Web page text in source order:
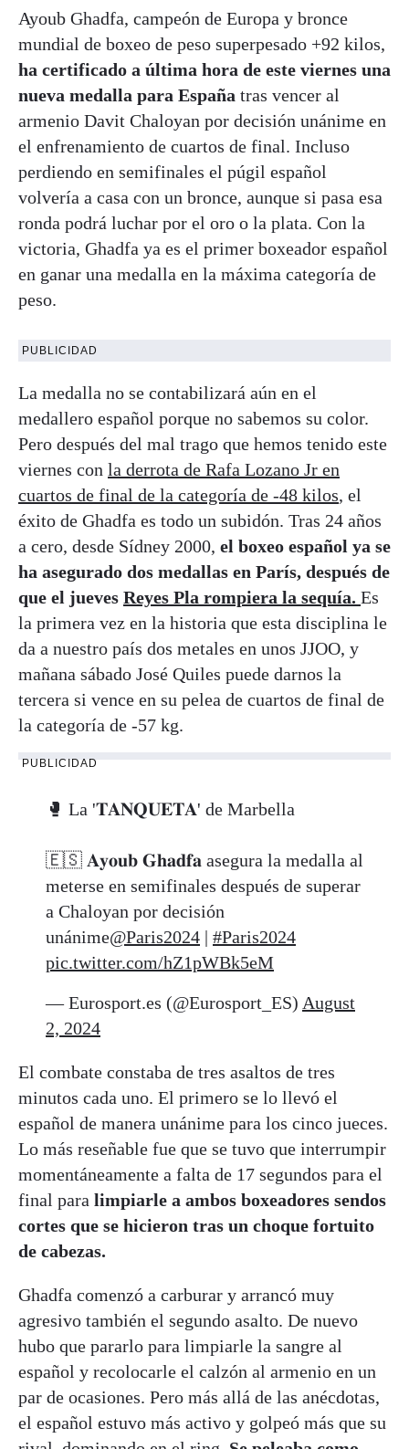
Ayoub Ghadfa, campeón de Europa y bronce
mundial de boxeo de peso superpesado +92 kilos,
ha certificado a última hora de este viernes una
nueva medalla para España tras vencer al
armenio Davit Chaloyan por decisión unánime en
el enfrenamiento de cuartos de final. Incluso
perdiendo en semifinales el púgil español
volvería a casa con un bronce, aunque si pasa esa
ronda podrá luchar por el oro o la plata. Con la
victoria, Ghadfa ya es el primer boxeador español
en ganar una medalla en la máxima categoría de
peso.
PUBLICIDAD
La medalla no se contabilizará aún en el
medallero español porque no sabemos su color.
Pero después del mal trago que hemos tenido este
viernes con la derrota de Rafa Lozano Jr en
cuartos de final de la categoría de -48 kilos, el
éxito de Ghadfa es todo un subidón. Tras 24 años
a cero, desde Sídney 2000, el boxeo español ya se
ha asegurado dos medallas en París, después de
que el jueves Reyes Pla rompiera la sequía. Es
la primera vez en la historia que esta disciplina le
da a nuestro país dos metales en unos JJOO, y
mañana sábado José Quiles puede darnos la
tercera si vence en su pelea de cuartos de final de
la categoría de -57 kg.
PUBLICIDAD
🥊 La '𝐓𝐀𝐍𝐐𝐔𝐄𝐓𝐀' de Marbella
🇪🇸 𝐀𝐲𝐨𝐮𝐛 𝐆𝐡𝐚𝐝𝐟𝐚 asegura la medalla al
meterse en semifinales después de superar
a Chaloyan por decisión
unánime@Paris2024 | #Paris2024
pic.twitter.com/hZ1pWBk5eM
— Eurosport.es (@Eurosport_ES) August
2, 2024
El combate constaba de tres asaltos de tres
minutos cada uno. El primero se lo llevó el
español de manera unánime para los cinco jueces.
Lo más reseñable fue que se tuvo que interrumpir
momentáneamente a falta de 17 segundos para el
final para limpiarle a ambos boxeadores sendos
cortes que se hicieron tras un choque fortuito
de cabezas.
Ghadfa comenzó a carburar y arrancó muy
agresivo también el segundo asalto. De nuevo
hubo que pararlo para limpiarle la sangre al
español y recolocarle el calzón al armenio en un
par de ocasiones. Pero más allá de las anécdotas,
el español estuvo más activo y golpeó más que su